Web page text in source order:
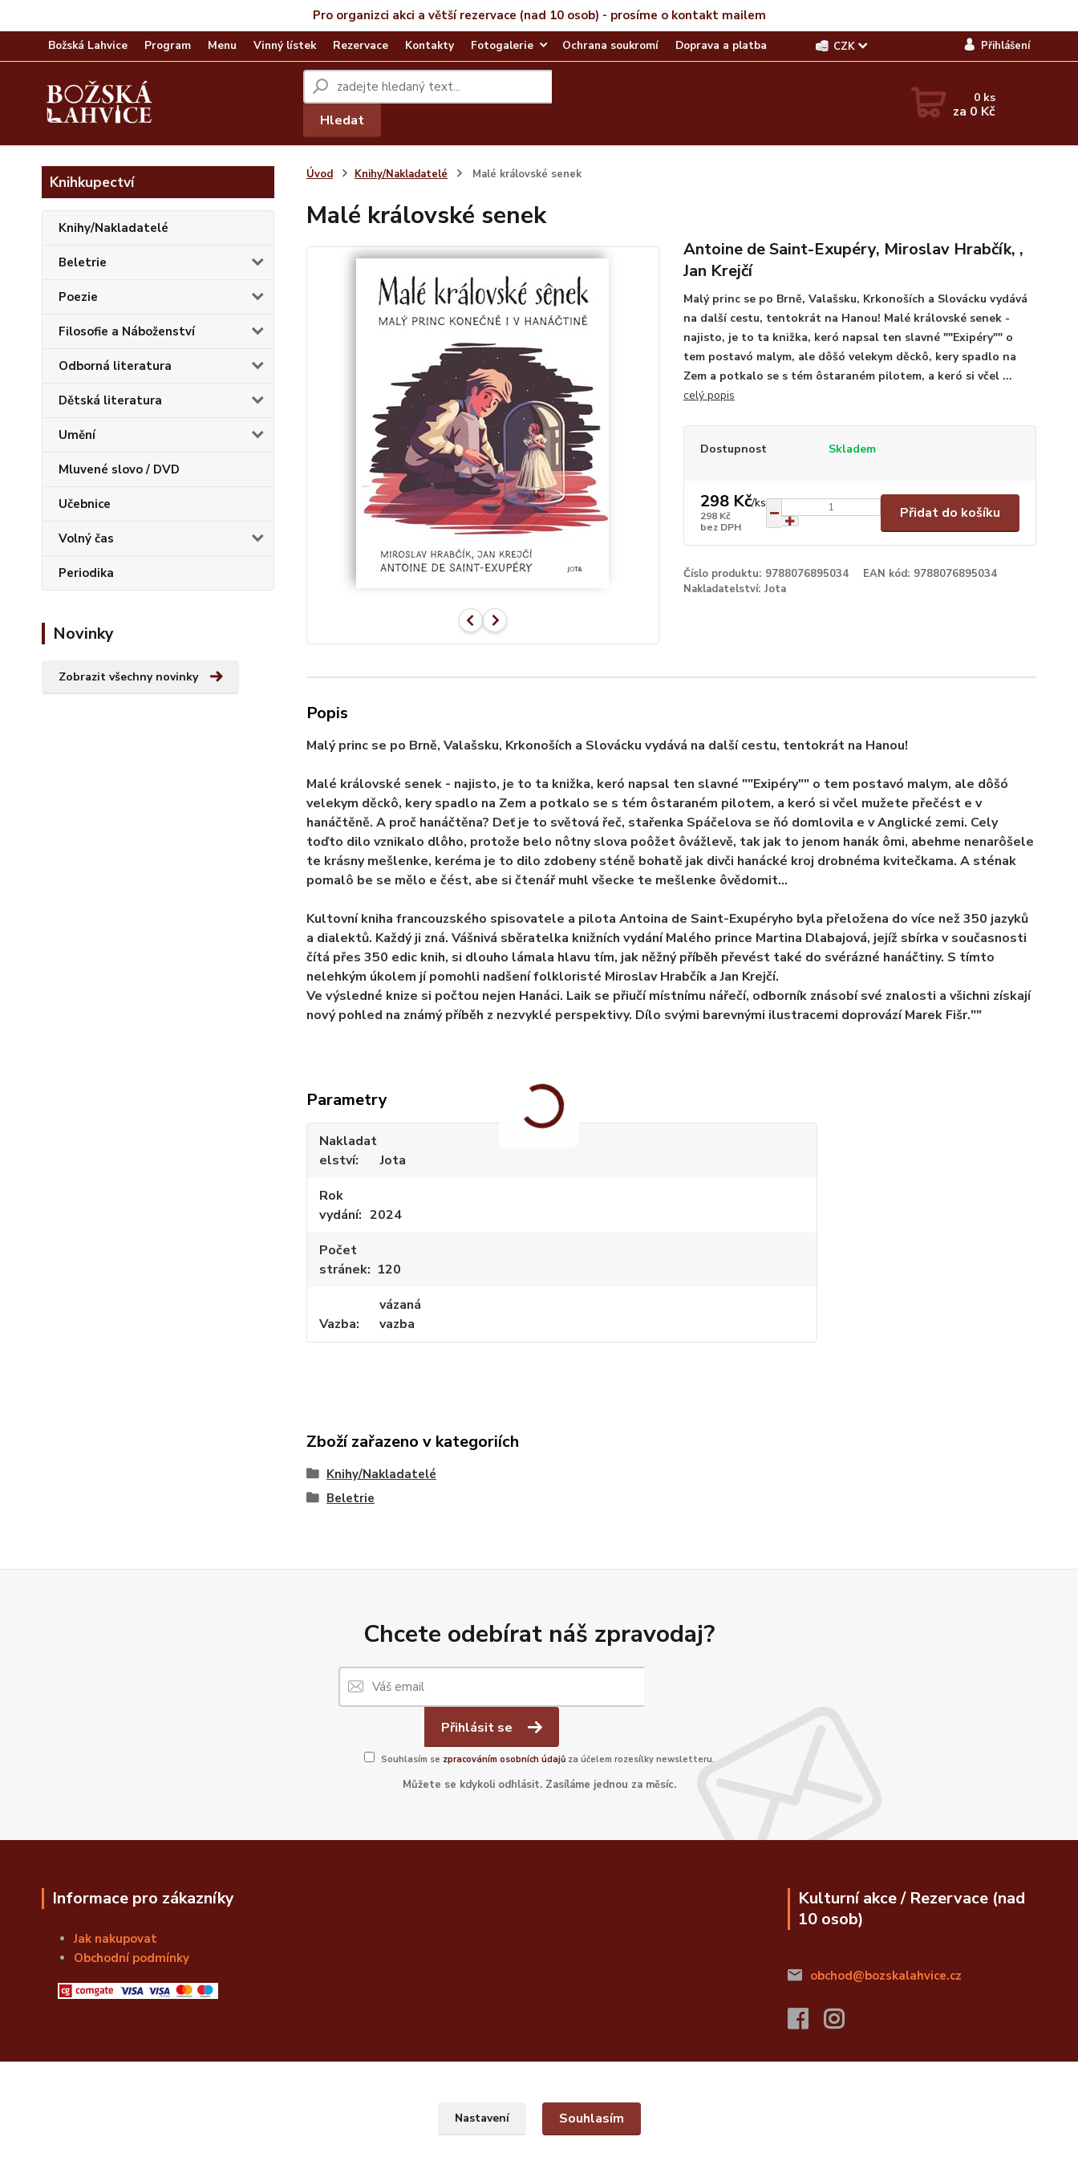
Pro organizci akci a větší rezervace (nad 10 osob) - prosíme o kontakt mailem
Božská Lahvice Program Menu Vinný lístek Rezervace Kontakty Fotogalerie Ochrana soukromí Doprava a platba CZK Přihlášení
Hledat
0 ks
za 0 Kč
Knihkupectví
Knihy/Nakladatelé
Beletrie
Poezie
Filosofie a Náboženství
Odborná literatura
Dětská literatura
Umění
Mluvené slovo / DVD
Učebnice
Volný čas
Periodika
Novinky
Zobrazit všechny novinky
Úvod Knihy/Nakladatelé Malé královské senek
Malé královské senek
Antoine de Saint-Exupéry, Miroslav Hrabčík, ,
Jan Krejčí
Malý princ se po Brně, Valašsku, Krkonoších a Slovácku vydává
na další cestu, tentokrát na Hanou! Malé královské senek -
najisto, je to ta knižka, keró napsal ten slavné ""Exipéry"" o
tem postavó malym, ale dôšó velekym děckô, kery spadlo na
Zem a potkalo se s tém ôstaraném pilotem, a keró si včel ...
celý popis
Dostupnost Skladem
298 Kč/ks
298 Kč
bez DPH
Přidat do košíku
Číslo produktu: 9788076895034 EAN kód: 9788076895034
Nakladatelství: Jota
Popis
Malý princ se po Brně, Valašsku, Krkonoších a Slovácku vydává na další cestu, tentokrát na Hanou!
Malé královské senek - najisto, je to ta knižka, keró napsal ten slavné ""Exipéry"" o tem postavó malym, ale dôšó
velekym děckô, kery spadlo na Zem a potkalo se s tém ôstaraném pilotem, a keró si včel mužete přečést e v
hanáčtěně. A proč hanáčtěna? Deť je to světová řeč, stařenka Spáčelova se ňó domlovila e v Anglické zemi. Cely
toďto dilo vznikalo dlôho, protože belo nôtny slova poôžet ôvážlevě, tak jak to jenom hanák ômi, abehme nenarôšele
te krásny mešlenke, keréma je to dilo zdobeny sténě bohatě jak divči hanácké kroj drobnéma kvitečkama. A sténak
pomalô be se mělo e čést, abe si čtenář muhl všecke te mešlenke ôvědomit…
Kultovní kniha francouzského spisovatele a pilota Antoina de Saint-Exupéryho byla přeložena do více než 350 jazyků
a dialektů. Každý ji zná. Vášnivá sběratelka knižních vydání Malého prince Martina Dlabajová, jejíž sbírka v současnosti
čítá přes 350 edic knih, si dlouho lámala hlavu tím, jak něžný příběh převést také do svérázné hanáčtiny. S tímto
nelehkým úkolem jí pomohli nadšení folkloristé Miroslav Hrabčík a Jan Krejčí.
Ve výsledné knize si počtou nejen Hanáci. Laik se přiučí místnímu nářečí, odborník znásobí své znalosti a všichni získají
nový pohled na známý příběh z nezvyklé perspektivy. Dílo svými barevnými ilustracemi doprovází Marek Fišr.""
Parametry
Nakladat
elství
Jota
Rok
vydání
2024
Počet
stránek
120
Vazba
vázaná
vazba
Zboží zařazeno v kategoriích
Knihy/Nakladatelé
Beletrie
Chcete odebírat náš zpravodaj?
Přihlásit se
Souhlasím se zpracováním osobních údajůza účelem rozesílky newsletteru.
Můžete se kdykoli odhlásit. Zasíláme jednou za měsíc.
Informace pro zákazníky
Jak nakupovat
Obchodní podmínky
Kulturní akce / Rezervace (nad
10 osob)
obchod@bozskalahvice.cz
Nastavení Souhlasím